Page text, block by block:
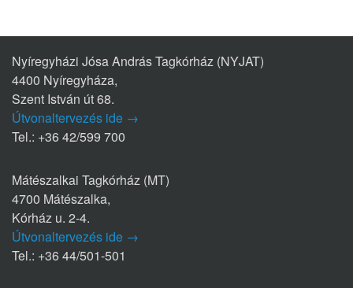
Nyíregyházi Jósa András Tagkórház (NYJAT)
4400 Nyíregyháza,
Szent István út 68.
Útvonaltervezés ide →
Tel.: +36 42/599 700
Mátészalkai Tagkórház (MT)
4700 Mátészalka,
Kórház u. 2-4.
Útvonaltervezés ide →
Tel.: +36 44/501-501